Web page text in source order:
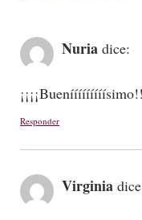
Nuria dice:
Responder
Virginia